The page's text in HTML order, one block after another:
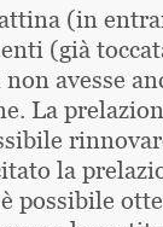
(in
(già
avesse
La
la
possibile